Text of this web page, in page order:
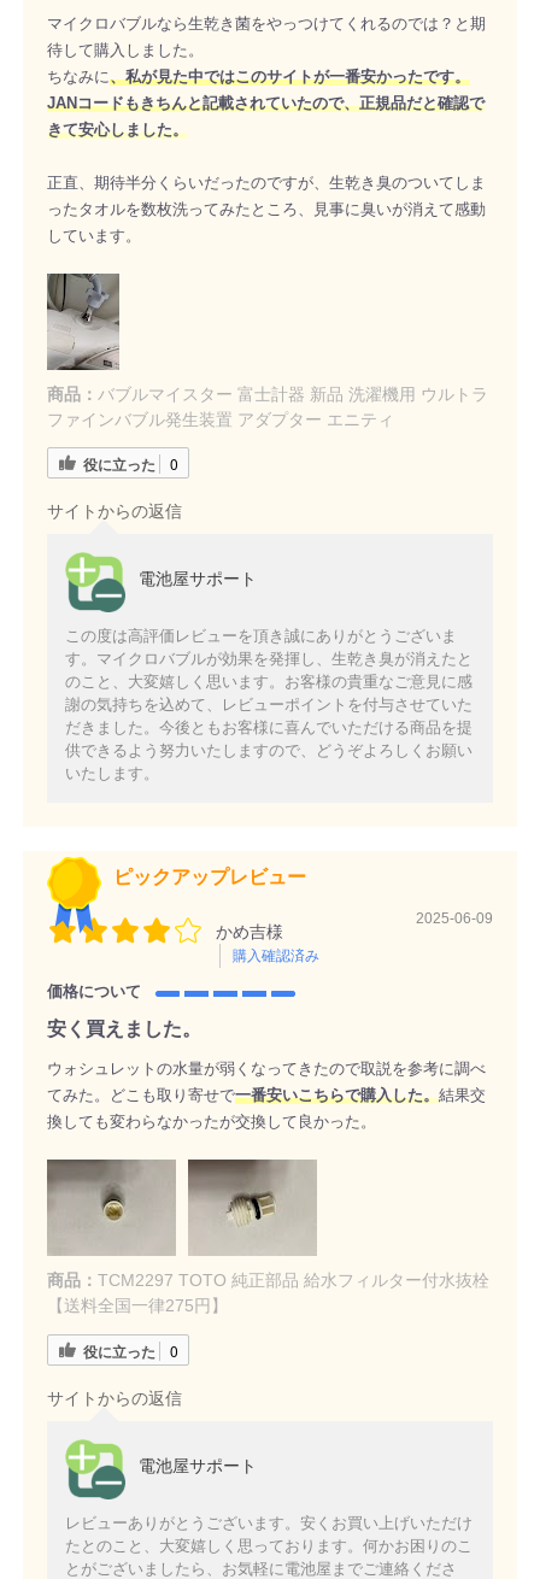
マイクロバブルなら生乾き菌をやっつけてくれるのでは？と期
待して購入しました。
ちなみに、私が見た中ではこのサイトが一番安かったです。
JANコードもきちんと記載されていたので、正規品だと確認で
きて安心しました。
正直、期待半分くらいだったのですが、生乾き臭のついてしま
ったタオルを数枚洗ってみたところ、見事に臭いが消えて感動
しています。
商品： バブルマイスター 富士計器 新品 洗濯機用 ウルトラ
ファインバブル発生装置 アダプター エニティ
役に立った 0
サイトからの返信
電池屋サポート
この度は高評価レビューを頂き誠にありがとうございま
す。マイクロバブルが効果を発揮し、生乾き臭が消えたと
のこと、大変嬉しく思います。お客様の貴重なご意見に感
謝の気持ちを込めて、レビューポイントを付与させていた
だきました。今後ともお客様に喜んでいただける商品を提
供できるよう努力いたしますので、どうぞよろしくお願い
いたします。
ピックアップレビュー
かめ吉様
購入確認済み
2025-06-09
価格について
安く買えました。
ウォシュレットの水量が弱くなってきたので取説を参考に調べ
てみた。どこも取り寄せで一番安いこちらで購入した。結果交
換しても変わらなかったが交換して良かった。
商品： TCM2297 TOTO 純正部品 給水フィルター付水抜栓
【送料全国一律275円】
役に立った 0
サイトからの返信
電池屋サポート
レビューありがとうございます。安くお買い上げいただけ
たとのこと、大変嬉しく思っております。何かお困りのこ
とがございましたら、お気軽に電池屋までご連絡くださ